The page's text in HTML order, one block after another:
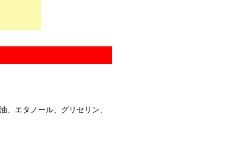
、エタノール、グリセリン、